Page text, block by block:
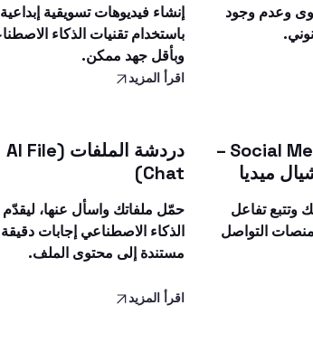
وعدم وجود
إنشاء فيديوهات تسويقية إبداعية
باستخدام تقنيات الذكاء
وبأقل جهد ممكن.
اقرأ المزيد
Social Media Dashboard –
ميديا
وتتبع تفاعل
التواصل
دردشة الملفات (AI File
Chat)
حمّل ملفاتك واسأل عنها،
الذكاء الاصطناعي إجابات دقيقة
مستندة إلى محتوى الملف.
اقرأ المزيد